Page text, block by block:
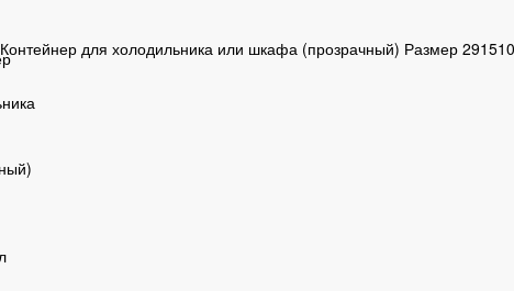
Контейнер для холодильника или шкафа (прозрачный) Размер